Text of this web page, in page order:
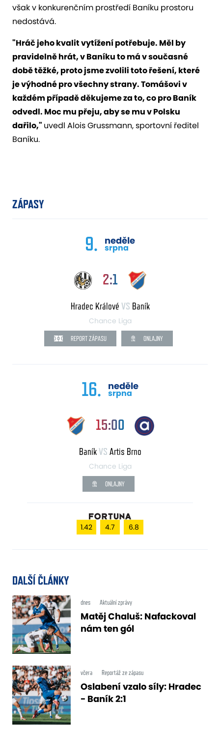
však v konkurenčním prostředí Baníku prostoru
nedostává.
"Hráč jeho kvalit vytížení potřebuje. Měl by
pravidelně hrát, v Baníku to má v současné
době těžké, proto jsme zvolili toto řešení, které
je výhodné pro všechny strany. Tomášovi v
každém případě děkujeme za to, co pro Baník
odvedl. Moc mu přeju, aby se mu v Polsku
dařilo," uvedl Alois Grussmann, sportovní ředitel
Baníku.
ZÁPASY
9. neděle
srpna
2:1
Hradec Králové VS Baník
Chance Liga
REPORT ZÁPASU ONLAJNY
16. neděle
srpna
15:00
BaníkVS Artis Brno
Chance Liga
ONLAJNY
1.42 4.7 6.8
DALŠÍ ČLÁNKY
dnes Aktuální zprávy
Matěj Chaluš: Nafackoval
nám ten gól
včera Reportáž ze zápasu
Oslabení vzalo síly: Hradec
- Baník 2:1